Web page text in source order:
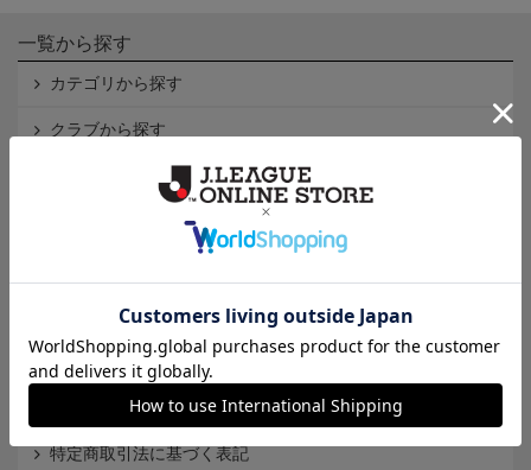
一覧から探す
カテゴリから探す
クラブから探す
Ｊ2
インフォメーション
個人情報保護方針
Cookieポリシー
特定商取引法に基づく表記